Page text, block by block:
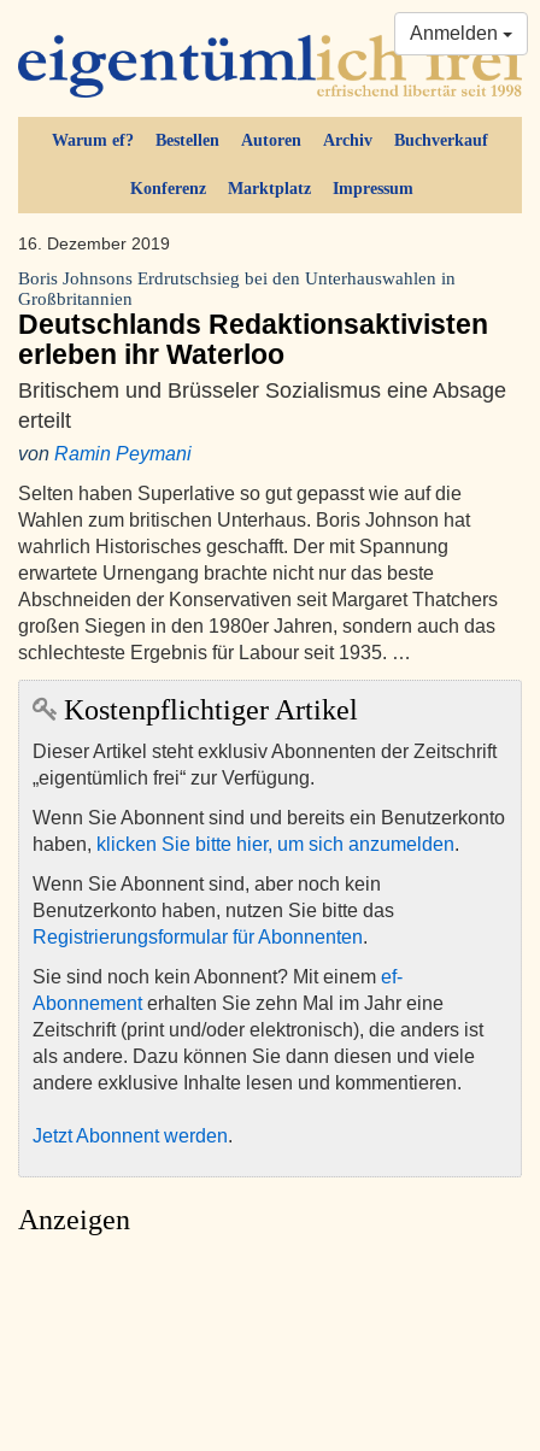
Warum ef? Bestellen Autoren Archiv Buchverkauf
Konferenz Marktplatz Impressum
Anmelden
16. Dezember 2019
Boris Johnsons Erdrutschsieg bei den Unterhauswahlen in
Großbritannien
Deutschlands Redaktionsaktivisten
erleben ihr Waterloo
Britischem und Brüsseler Sozialismus eine Absage
erteilt
von Ramin Peymani
Selten haben Superlative so gut gepasst wie auf die
Wahlen zum britischen Unterhaus. Boris Johnson hat
wahrlich Historisches geschafft. Der mit Spannung
erwartete Urnengang brachte nicht nur das beste
Abschneiden der Konservativen seit Margaret Thatchers
großen Siegen in den 1980er Jahren, sondern auch das
schlechteste Ergebnis für Labour seit 1935. …
Kostenpflichtiger Artikel
Dieser Artikel steht exklusiv Abonnenten der Zeitschrift
„eigentümlich frei“ zur Verfügung.
Wenn Sie Abonnent sind und bereits ein Benutzerkonto
haben, klicken Sie bitte hier, um sich anzumelden.
Wenn Sie Abonnent sind, aber noch kein
Benutzerkonto haben, nutzen Sie bitte das
Registrierungsformular für Abonnenten.
Sie sind noch kein Abonnent? Mit einem ef-
Abonnementerhalten Sie zehn Mal im Jahr eine
Zeitschrift (print und/oder elektronisch), die anders ist
als andere. Dazu können Sie dann diesen und viele
andere exklusive Inhalte lesen und kommentieren.
Jetzt Abonnent werden.
Anzeigen